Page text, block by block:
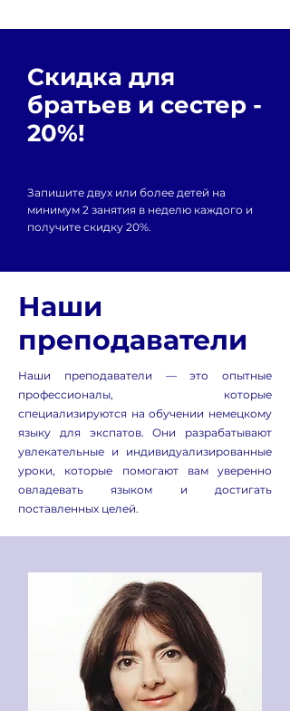
month: 8 lessons
Number of students:
conducted via Zoom
36 CHF per session (45
Скидка для
братьев и сестер -
20%!
Запишите двух или более детей на
минимум 2 занятия в неделю каждого и
получите скидку 20%.
Наши
преподаватели
Наши преподаватели — это опытные
профессионалы, которые
специализируются на обучении немецкому
языку для экспатов. Они разрабатывают
увлекательные и индивидуализированные
уроки, которые помогают вам уверенно
овладевать языком и достигать
поставленных целей.